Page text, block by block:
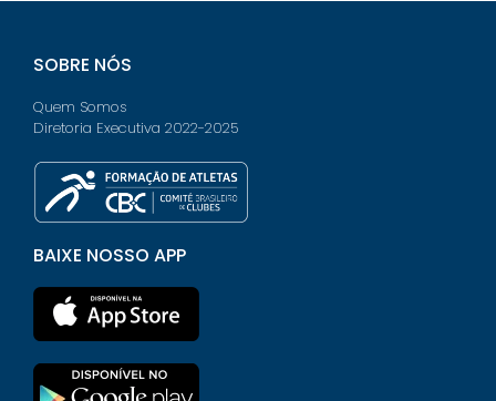
SOBRE NÓS
Quem Somos
Diretoria Executiva 2022-2025
BAIXE NOSSO APP